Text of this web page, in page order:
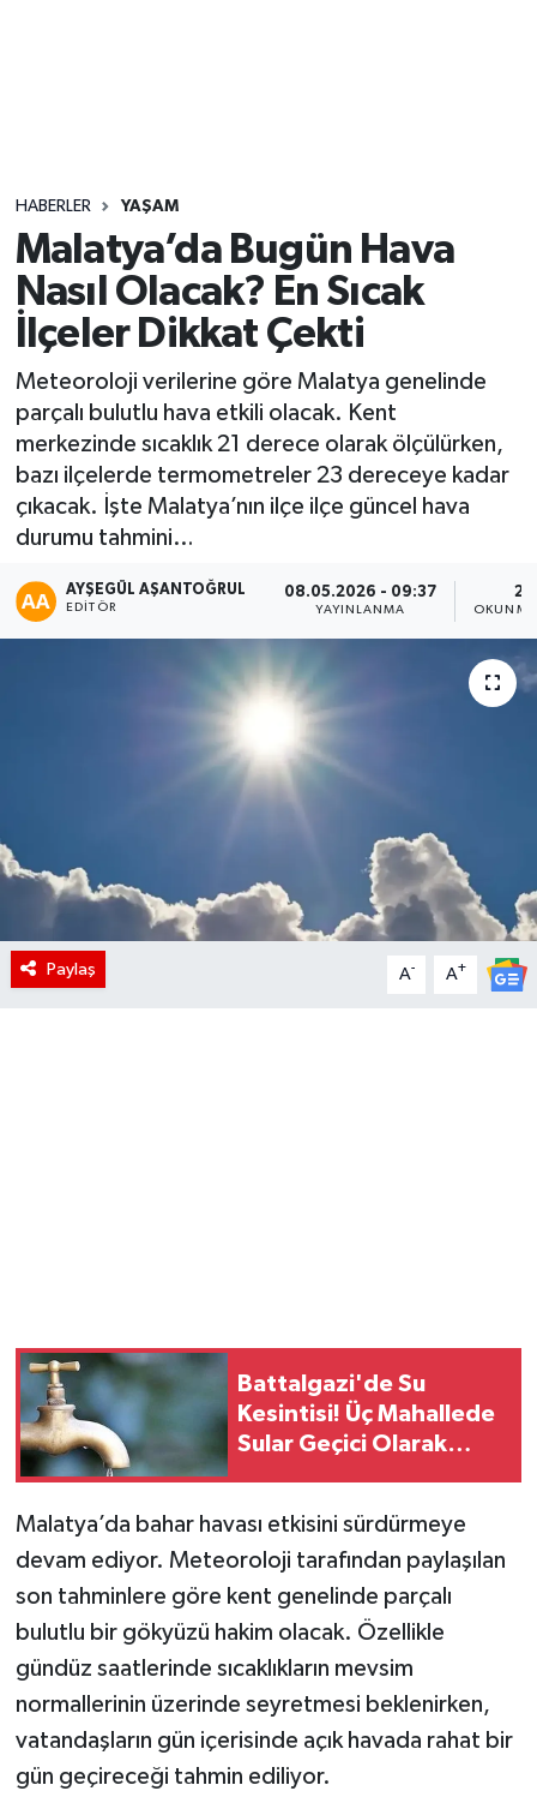
HABERLER YAŞAM
Malatya’da Bugün Hava
Nasıl Olacak? En Sıcak
İlçeler Dikkat Çekti
Meteoroloji verilerine göre Malatya genelinde
parçalı bulutlu hava etkili olacak. Kent
merkezinde sıcaklık 21 derece olarak ölçülürken,
bazı ilçelerde termometreler 23 dereceye kadar
çıkacak. İşte Malatya’nın ilçe ilçe güncel hava
durumu tahmini…
AYŞEGÜL AŞANTOĞRUL
EDITÖR
08.05.2026 - 09:37
YAYINLANMA
2
Paylaş A- A+
Battalgazi'de Su
Kesintisi! Üç Mahallede
Sular Geçici Olarak
Malatya’da bahar havası etkisini sürdürmeye
devam ediyor. Meteoroloji tarafından paylaşılan
son tahminlere göre kent genelinde parçalı
bulutlu bir gökyüzü hakim olacak. Özellikle
gündüz saatlerinde sıcaklıkların mevsim
normallerinin üzerinde seyretmesi beklenirken,
vatandaşların gün içerisinde açık havada rahat bir
gün geçireceği tahmin ediliyor.
Yaşam